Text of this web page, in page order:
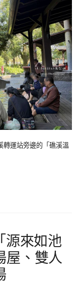
轉運站旁邊的「礁溪溫
源來如池
屋、雙人